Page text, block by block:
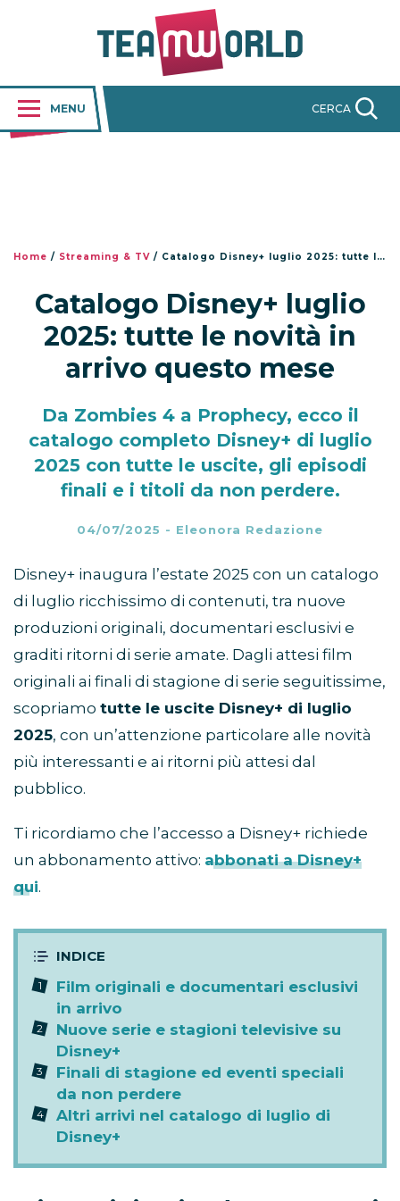
MENU CERCA
Home / Streaming & TV / Catalogo Disney+ luglio 2025: tutte le novità in arrivo questo mese
Catalogo Disney+ luglio
2025: tutte le novità in
arrivo questo mese
Da Zombies 4 a Prophecy, ecco il
catalogo completo Disney+ di luglio
2025 con tutte le uscite, gli episodi
finali e i titoli da non perdere.
04/07/2025 - Eleonora Redazione
Disney+ inaugura l’estate 2025 con un catalogo
di luglio ricchissimo di contenuti, tra nuove
produzioni originali, documentari esclusivi e
graditi ritorni di serie amate. Dagli attesi film
originali ai finali di stagione di serie seguitissime,
scopriamo tutte le uscite Disney+ di luglio
2025, con un’attenzione particolare alle novità
più interessanti e ai ritorni più attesi dal
pubblico.
Ti ricordiamo che l’accesso a Disney+ richiede
un abbonamento attivo: abbonati a Disney+
qui.
Film originali e documentari esclusivi
in arrivo
Nuove serie e stagioni televisive su
Disney+
Finali di stagione ed eventi speciali
da non perdere
Altri arrivi nel catalogo di luglio di
Disney+